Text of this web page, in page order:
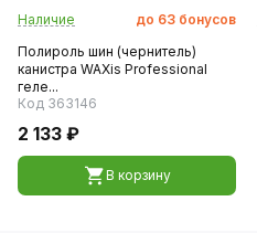
Наличие до 63 бонусов
Полироль шин (чернитель)
канистра WAXis Professional
геле...
Код 363146
2 133 ₽
В корзину